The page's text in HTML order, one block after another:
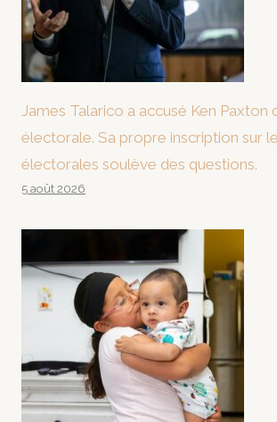
James Talarico a accusé Ken Paxton
électorale. Sa propre inscription sur
électorales soulève des questions.
5 août 2026